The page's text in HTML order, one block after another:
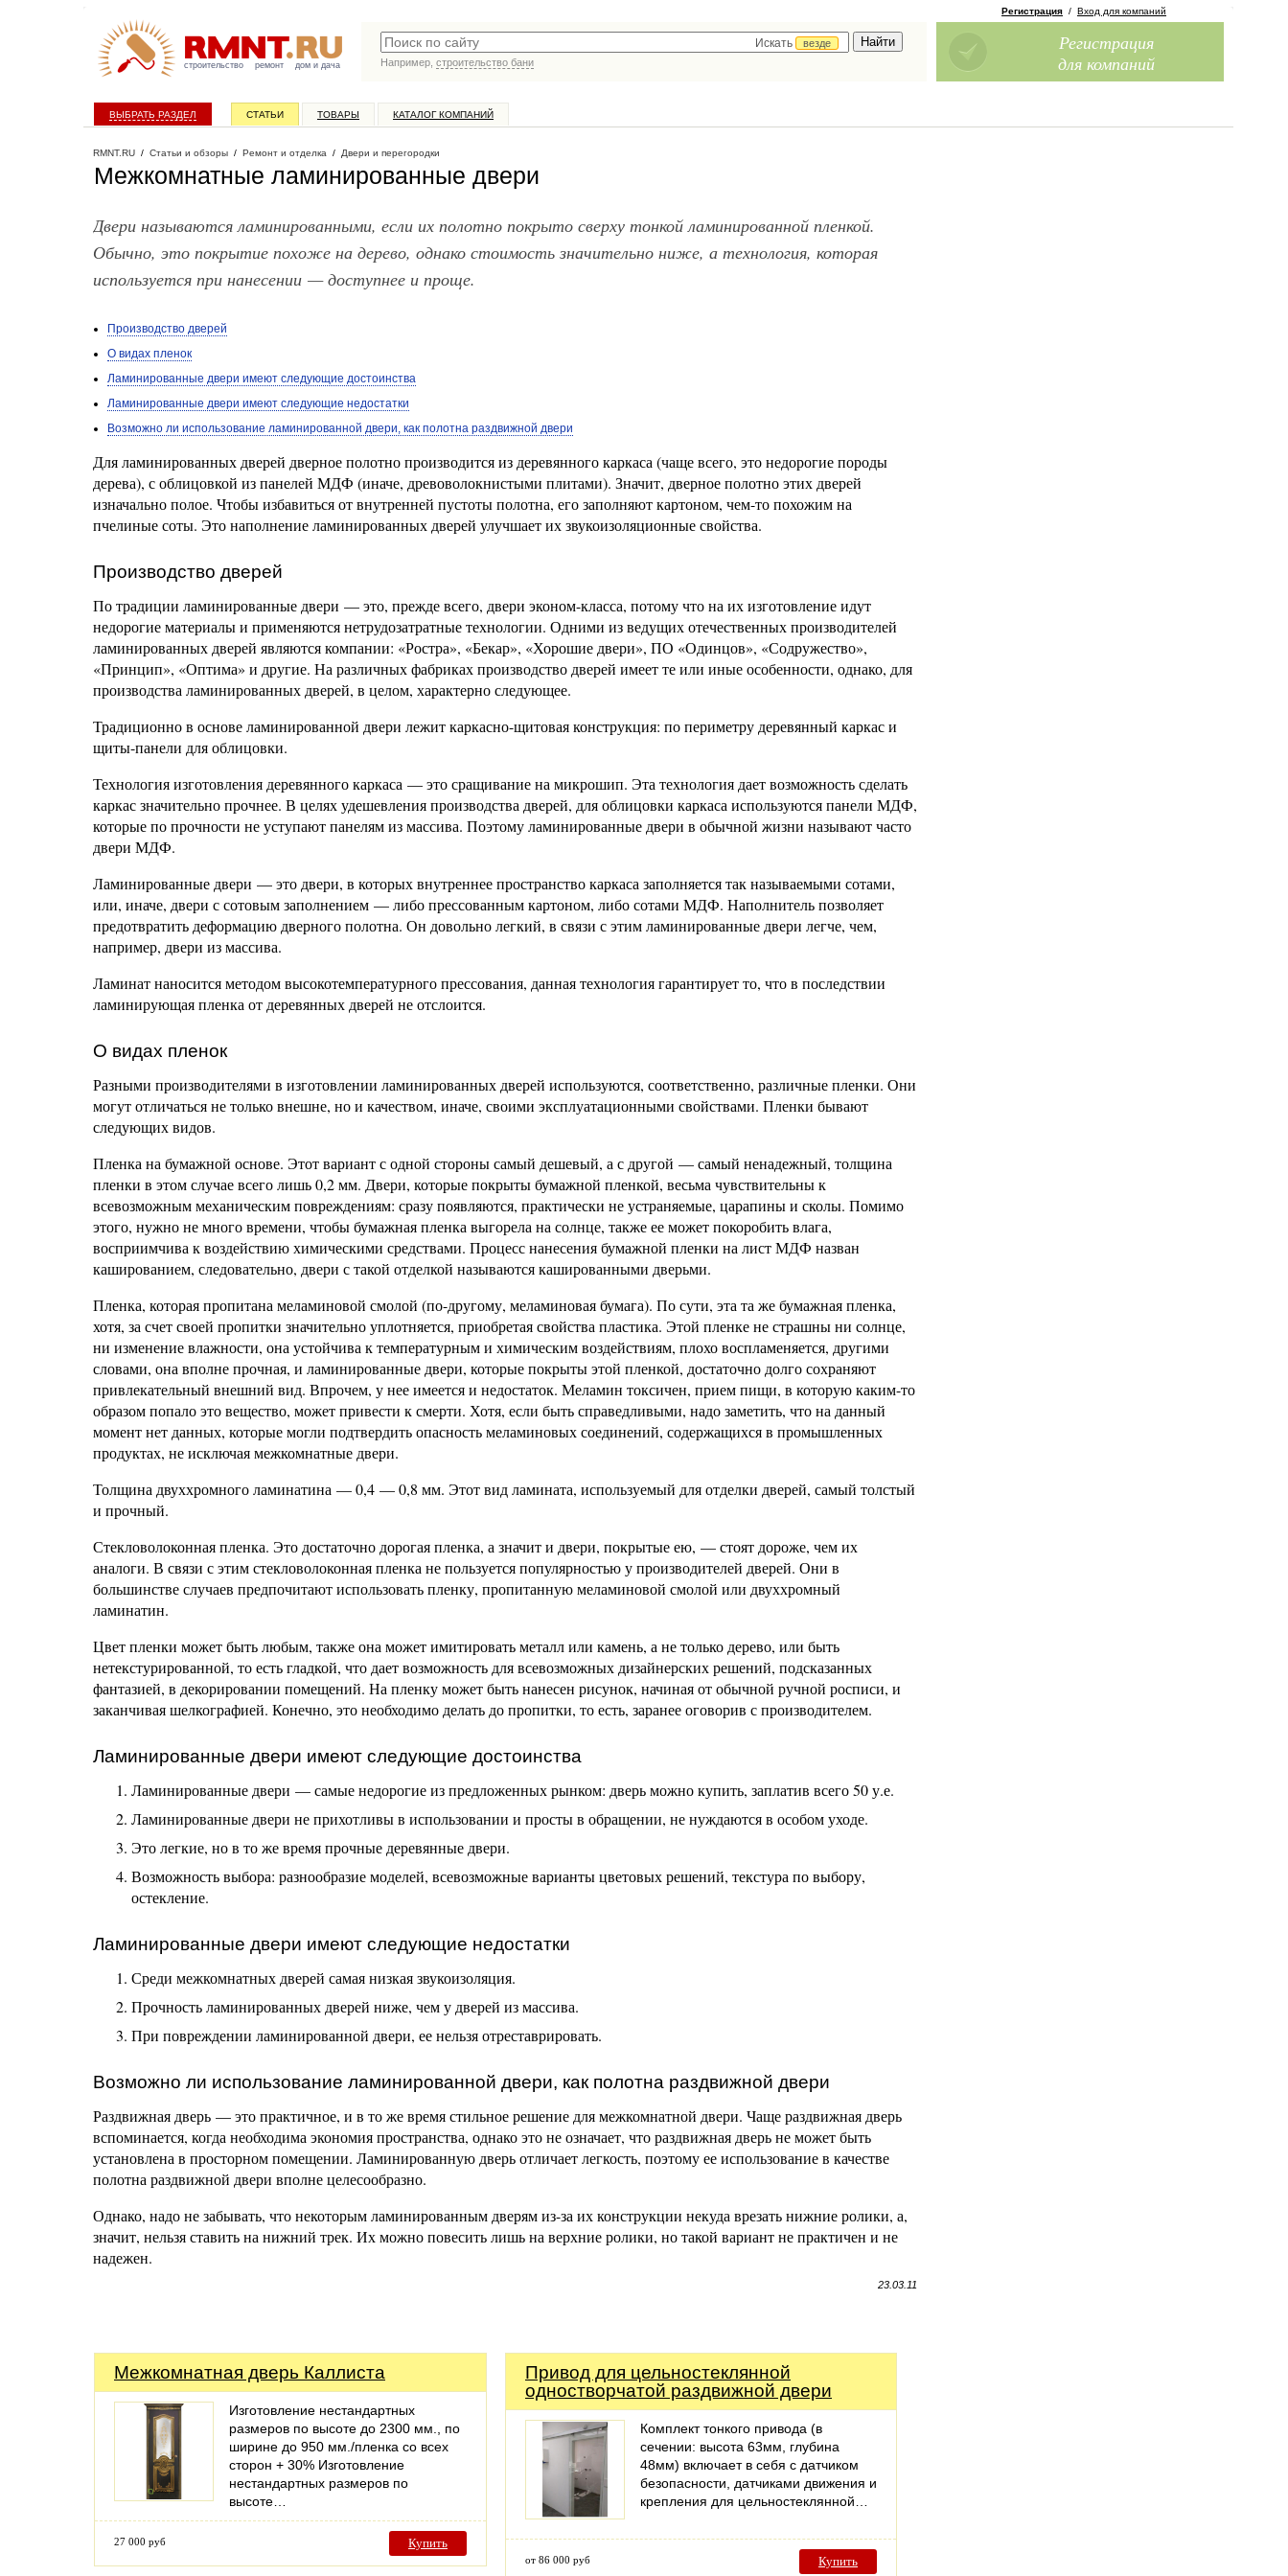
строительство ремонт дом и дача
Искать
везде
Например, строительство бани
Регистрация / Вход для компаний
Регистрация
для компаний
ВЫБРАТЬ РАЗДЕЛ СТАТЬИ ТОВАРЫ КАТАЛОГ КОМПАНИЙ
RMNT.RU / Статьи и обзоры / Ремонт и отделка / Двери и перегородки
Межкомнатные ламинированные двери
Двери называются ламинированными, если их полотно покрыто сверху тонкой ламинированной пленкой.
Обычно, это покрытие похоже на дерево, однако стоимость значительно ниже, а технология, которая
используется при нанесении — доступнее и проще.
Производство дверей
О видах пленок
Ламинированные двери имеют следующие достоинства
Ламинированные двери имеют следующие недостатки
Возможно ли использование ламинированной двери, как полотна раздвижной двери
Для ламинированных дверей дверное полотно производится из деревянного каркаса (чаще всего, это недорогие породы
дерева), с облицовкой из панелей МДФ (иначе, древоволокнистыми плитами). Значит, дверное полотно этих дверей
изначально полое. Чтобы избавиться от внутренней пустоты полотна, его заполняют картоном, чем-то похожим на
пчелиные соты. Это наполнение ламинированных дверей улучшает их звукоизоляционные свойства.
Производство дверей
По традиции ламинированные двери — это, прежде всего, двери эконом-класса, потому что на их изготовление идут
недорогие материалы и применяются нетрудозатратные технологии. Одними из ведущих отечественных производителей
ламинированных дверей являются компании: «Ростра», «Бекар», «Хорошие двери», ПО «Одинцов», «Содружество»,
«Принцип», «Оптима» и другие. На различных фабриках производство дверей имеет те или иные особенности, однако, для
производства ламинированных дверей, в целом, характерно следующее.
Традиционно в основе ламинированной двери лежит каркасно-щитовая конструкция: по периметру деревянный каркас и
щиты-панели для облицовки.
Технология изготовления деревянного каркаса — это сращивание на микрошип. Эта технология дает возможность сделать
каркас значительно прочнее. В целях удешевления производства дверей, для облицовки каркаса используются панели МДФ,
которые по прочности не уступают панелям из массива. Поэтому ламинированные двери в обычной жизни называют часто
двери МДФ.
Ламинированные двери — это двери, в которых внутреннее пространство каркаса заполняется так называемыми сотами,
или, иначе, двери с сотовым заполнением — либо прессованным картоном, либо сотами МДФ. Наполнитель позволяет
предотвратить деформацию дверного полотна. Он довольно легкий, в связи с этим ламинированные двери легче, чем,
например, двери из массива.
Ламинат наносится методом высокотемпературного прессования, данная технология гарантирует то, что в последствии
ламинирующая пленка от деревянных дверей не отслоится.
О видах пленок
Разными производителями в изготовлении ламинированных дверей используются, соответственно, различные пленки. Они
могут отличаться не только внешне, но и качеством, иначе, своими эксплуатационными свойствами. Пленки бывают
следующих видов.
Пленка на бумажной основе. Этот вариант с одной стороны самый дешевый, а с другой — самый ненадежный, толщина
пленки в этом случае всего лишь 0,2 мм. Двери, которые покрыты бумажной пленкой, весьма чувствительны к
всевозможным механическим повреждениям: сразу появляются, практически не устраняемые, царапины и сколы. Помимо
этого, нужно не много времени, чтобы бумажная пленка выгорела на солнце, также ее может покоробить влага,
восприимчива к воздействию химическими средствами. Процесс нанесения бумажной пленки на лист МДФ назван
кашированием, следовательно, двери с такой отделкой называются кашированными дверьми.
Пленка, которая пропитана меламиновой смолой (по-другому, меламиновая бумага). По сути, эта та же бумажная пленка,
хотя, за счет своей пропитки значительно уплотняется, приобретая свойства пластика. Этой пленке не страшны ни солнце,
ни изменение влажности, она устойчива к температурным и химическим воздействиям, плохо воспламеняется, другими
словами, она вполне прочная, и ламинированные двери, которые покрыты этой пленкой, достаточно долго сохраняют
привлекательный внешний вид. Впрочем, у нее имеется и недостаток. Меламин токсичен, прием пищи, в которую каким-то
образом попало это вещество, может привести к смерти. Хотя, если быть справедливыми, надо заметить, что на данный
момент нет данных, которые могли подтвердить опасность меламиновых соединений, содержащихся в промышленных
продуктах, не исключая межкомнатные двери.
Толщина двуххромного ламинатина — 0,4 — 0,8 мм. Этот вид ламината, используемый для отделки дверей, самый толстый
и прочный.
Стекловолоконная пленка. Это достаточно дорогая пленка, а значит и двери, покрытые ею, — стоят дороже, чем их
аналоги. В связи с этим стекловолоконная пленка не пользуется популярностью у производителей дверей. Они в
большинстве случаев предпочитают использовать пленку, пропитанную меламиновой смолой или двуххромный
ламинатин.
Цвет пленки может быть любым, также она может имитировать металл или камень, а не только дерево, или быть
нетекстурированной, то есть гладкой, что дает возможность для всевозможных дизайнерских решений, подсказанных
фантазией, в декорировании помещений. На пленку может быть нанесен рисунок, начиная от обычной ручной росписи, и
заканчивая шелкографией. Конечно, это необходимо делать до пропитки, то есть, заранее оговорив с производителем.
Ламинированные двери имеют следующие достоинства
Ламинированные двери — самые недорогие из предложенных рынком: дверь можно купить, заплатив всего 50 у.е.
Ламинированные двери не прихотливы в использовании и просты в обращении, не нуждаются в особом уходе.
Это легкие, но в то же время прочные деревянные двери.
Возможность выбора: разнообразие моделей, всевозможные варианты цветовых решений, текстура по выбору,
остекление.
Ламинированные двери имеют следующие недостатки
Среди межкомнатных дверей самая низкая звукоизоляция.
Прочность ламинированных дверей ниже, чем у дверей из массива.
При повреждении ламинированной двери, ее нельзя отреставрировать.
Возможно ли использование ламинированной двери, как полотна раздвижной двери
Раздвижная дверь — это практичное, и в то же время стильное решение для межкомнатной двери. Чаще раздвижная дверь
вспоминается, когда необходима экономия пространства, однако это не означает, что раздвижная дверь не может быть
установлена в просторном помещении. Ламинированную дверь отличает легкость, поэтому ее использование в качестве
полотна раздвижной двери вполне целесообразно.
Однако, надо не забывать, что некоторым ламинированным дверям из-за их конструкции некуда врезать нижние ролики, а,
значит, нельзя ставить на нижний трек. Их можно повесить лишь на верхние ролики, но такой вариант не практичен и не
надежен.
23.03.11
Межкомнатная дверь Каллиста
Изготовление нестандартных
размеров по высоте до 2300 мм., по
ширине до 950 мм./пленка со всех
сторон + 30% Изготовление
нестандартных размеров по
высоте…
27 000 руб Купить
Привод для цельностеклянной
одностворчатой раздвижной двери
Комплект тонкого привода (в
сечении: высота 63мм, глубина
48мм) включает в себя с датчиком
безопасности, датчиками движения и
крепления для цельностеклянной…
от 86 000 руб Купить